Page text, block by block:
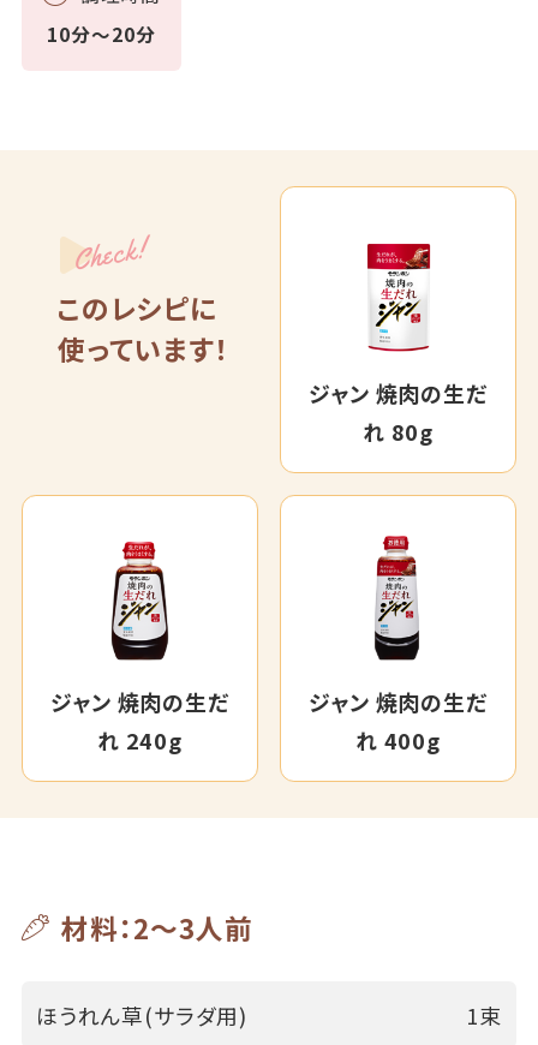
10分～20分
Check!
このレシピに
使っています！
ジャン 焼肉の生だ
れ 80g
ジャン 焼肉の生だ
れ 240g
ジャン 焼肉の生だ
れ 400g
材料：2～3人前
ほうれん草(サラダ用) 1束